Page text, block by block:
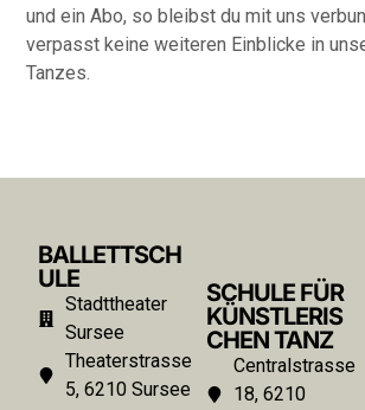
und ein Abo, so bleibst du mit uns
verpasst keine weiteren Einblicke in
Tanzes.
BALLETTSCH
ULE
Stadttheater
Sursee
Theaterstrasse
5, 6210 Sursee
SCHULE FÜR
KÜNSTLERIS
CHEN TANZ
Centralstrasse
18, 6210